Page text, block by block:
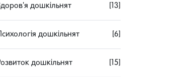
дошкільнят [13]
Психологія дошкільнят [6]
дошкільнят [15]